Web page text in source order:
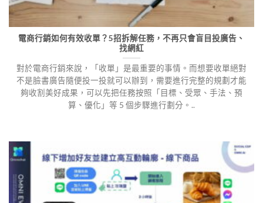
電商行銷如何有效收單？5招拆解任務，不再只會盲目投廣告、
找網紅
對於電商行銷來說，「收單」是最重要的事情。而想要收單絕對
不是臉書廣告隨便投一投就可以辦到，需要進行完整的規劃才能
夠收割美好成果，可以先把任務按照「目標、受眾、手法、預
算、優化」等 5 個步驟進行劃分。..